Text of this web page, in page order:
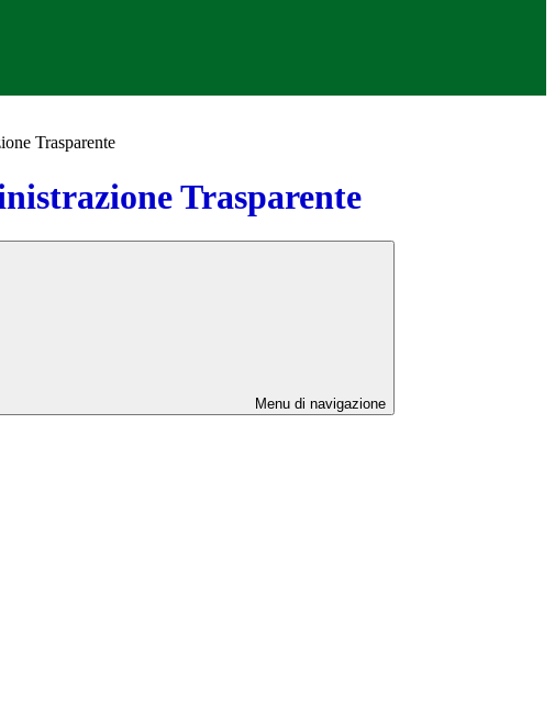
Trasparente
Trasparente
Menu di navigazione